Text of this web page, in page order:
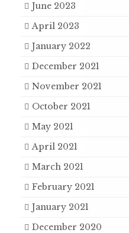
June 2023
April 2023
January 2022
December 2021
November 2021
October 2021
May 2021
April 2021
March 2021
February 2021
January 2021
December 2020